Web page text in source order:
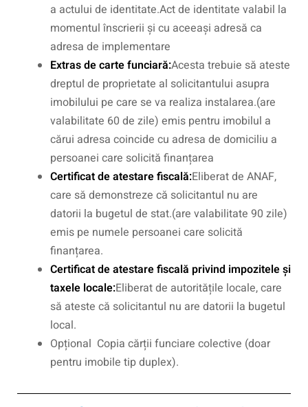
a actului de identitate.Act de identitate valabil la
momentul înscrierii și cu aceeași adresă ca
adresa de implementare
Extras de carte funciară:Acesta trebuie să ateste
dreptul de proprietate al solicitantului asupra
imobilului pe care se va realiza instalarea.(are
valabilitate 60 de zile) emis pentru imobilul a
cărui adresa coincide cu adresa de domiciliu a
persoanei care solicită finanțarea
Certificat de atestare fiscală:Eliberat de ANAF,
care să demonstreze că solicitantul nu are
datorii la bugetul de stat.(are valabilitate 90 zile)
emis pe numele persoanei care solicită
finanțarea.
Certificat de atestare fiscală privind impozitele și
taxele locale:Eliberat de autoritățile locale, care
să ateste că solicitantul nu are datorii la bugetul
local.
Opțional Copia cărții funciare colective (doar
pentru imobile tip duplex).